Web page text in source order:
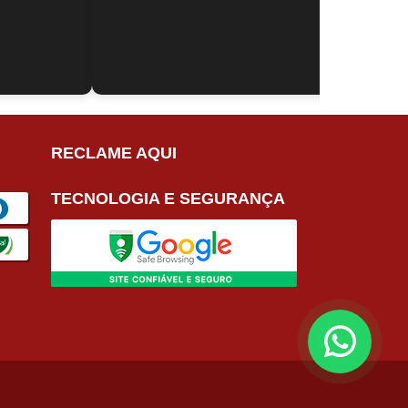
RECLAME AQUI
TECNOLOGIA E SEGURANÇA